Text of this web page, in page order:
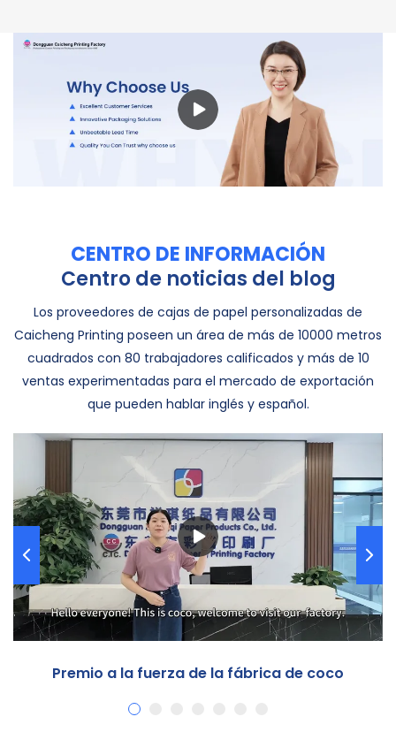
CENTRO DE INFORMACIÓN
Centro de noticias del blog
Los proveedores de cajas de papel personalizadas de
Caicheng Printing poseen un área de más de 10000 metros
cuadrados con 80 trabajadores calificados y más de 10
ventas experimentadas para el mercado de exportación
que pueden hablar inglés y español.
Premio a la fuerza de la fábrica de coco